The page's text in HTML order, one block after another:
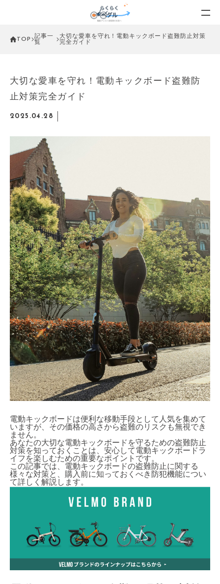
TOP
記事一
覧
大切な愛車を守れ！電動キックボード盗難防止対策
完全ガイド
大切な愛車を守れ！電動キックボード盗難防
止対策完全ガイド
2025.04.28
電動キックボードは便利な移動手段として人気を集めて
いますが、その価格の高さから盗難のリスクも無視でき
ません。
あなたの大切な電動キックボードを守るための盗難防止
対策を知っておくことは、安心して電動キックボードラ
イフを楽しむための重要なポイントです。
この記事では、電動キックボードの盗難防止に関する
様々な対策と、購入前に知っておくべき防犯機能につい
て詳しく解説します。